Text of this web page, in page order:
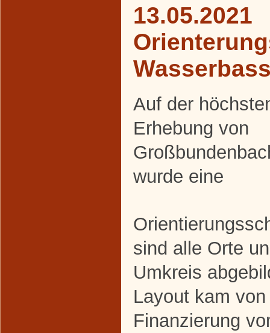
13.05.2021
Auf der
Erhebung von
wurde eine
sind alle Orte
Umkreis
Layout kam
Finanzierung